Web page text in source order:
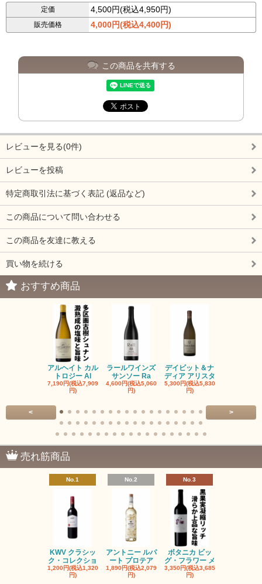
定価 4,500円(税込4,950円)
販売価格 4,000円(税込4,400円)
この商品を共有する
レビューを見る(0件)
レビューを投稿
特定商取引法に基づく表記 (返品など)
この商品について問い合わせる
この商品を友達に教える
買い物を続ける
おすすめ商品
アルヘイト カル
トロジー Al
7,190円(税込7,909
円)
ラールワインズ
サンソー Ra
4,600円(税込5,060
円)
デイビット＆ナ
ディア アリスタ
5,300円(税込5,830
円)
< >
売れ筋商品
No.1
KWV クラシッ
ク・コレクショ
1,200円(税込1,320
円)
No.2
アントニー ルパ
ート プロテア
1,890円(税込2,079
円)
No.3
ボタニカ ビッ
グ・フラワー メ
3,350円(税込3,685
円)